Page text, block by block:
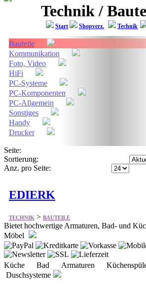
Technik /
Start Shopverz. Technik
Bauteile
Kommunikation
Foto, Video
HiFi
PC-Systeme
PC-Komponenten
PC-Allgemein
Sonstiges
Handy
Drucker
Seite:
Sortierung:
Anz. pro Seite:
EDIERK
TECHNIK > BAUTEILE
Bietet hochwertige Armaturen, Bad- und
Möbel
Küche Bad Armaturen
Duschsysteme